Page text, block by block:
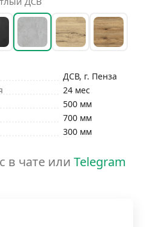
ДСВ, г. Пенза
24 мес
500 мм
700 мм
300 мм
в чате или Telegram